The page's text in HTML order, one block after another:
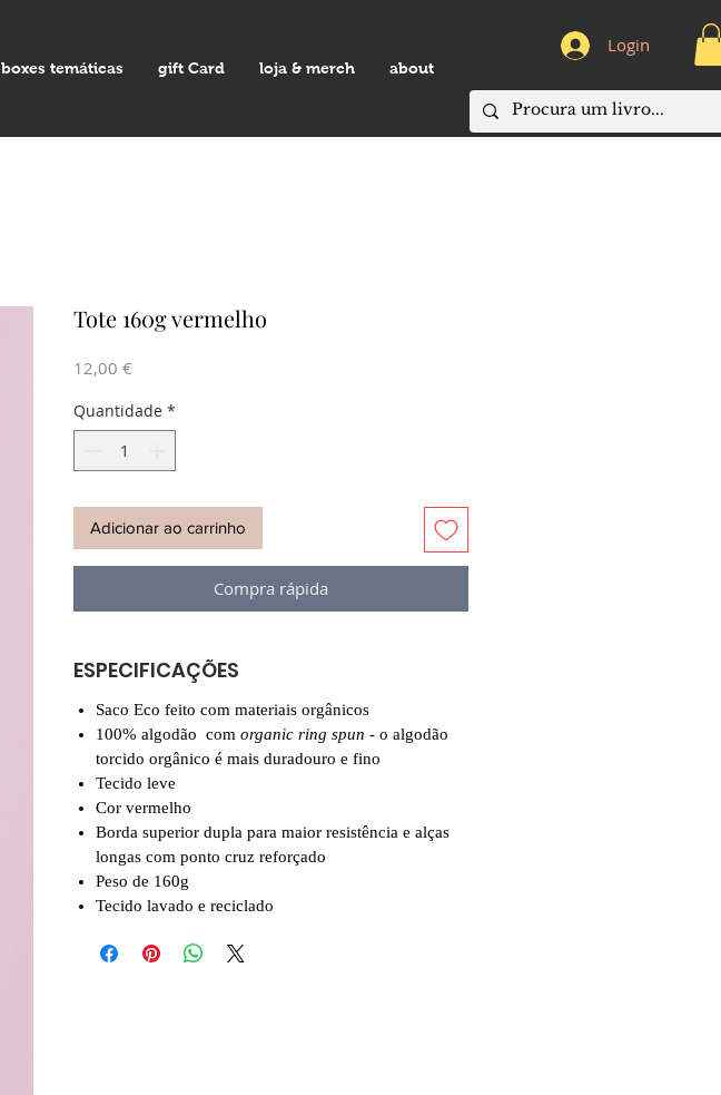
boxes temáticas gift Card loja & merch about
Login
Tote 160g vermelho
12,00 €
Quantidade *
Adicionar ao carrinho
Compra rápida
ESPECIFICAÇÕES
Saco Eco feito com materiais orgânicos
100% algodão com organic ring spun - o algodão
torcido orgânico é mais duradouro e fino
Tecido leve
Cor vermelho
Borda superior dupla para maior resistência e alças
longas com ponto cruz reforçado
Peso de 160g
Tecido lavado e reciclado